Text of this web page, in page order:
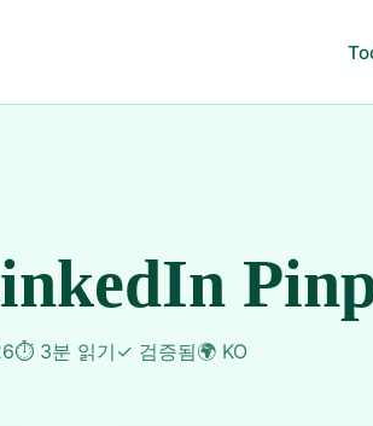
⏱️ 3분 읽기 ✓ 검증됨🌍 KO